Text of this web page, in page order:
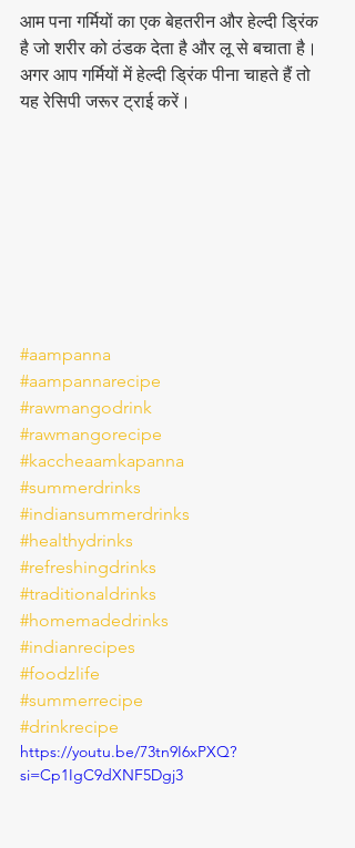
आम पना गर्मियों का एक बेहतरीन और हेल्दी ड्रिंक
है जो शरीर को ठंडक देता है और लू से बचाता है।
अगर आप गर्मियों में हेल्दी ड्रिंक पीना चाहते हैं तो
यह रेसिपी जरूर ट्राई करें।
#aampanna
#aampannarecipe
#rawmangodrink
#rawmangorecipe
#kaccheaamkapanna
#summerdrinks
#indiansummerdrinks
#healthydrinks
#refreshingdrinks
#traditionaldrinks
#homemadedrinks
#indianrecipes
#foodzlife
#summerrecipe
#drinkrecipe
https://youtu.be/73tn9I6xPXQ?
si=Cp1IgC9dXNF5Dgj3